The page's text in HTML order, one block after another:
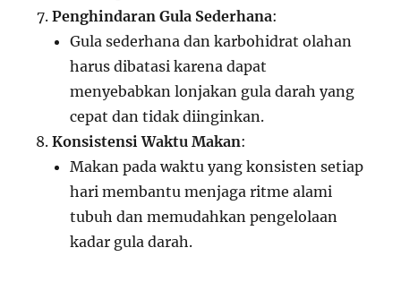
Penghindaran Gula Sederhana:
Gula sederhana dan karbohidrat olahan
harus dibatasi karena dapat
menyebabkan lonjakan gula darah yang
cepat dan tidak diinginkan.
Konsistensi Waktu Makan:
Makan pada waktu yang konsisten setiap
hari membantu menjaga ritme alami
tubuh dan memudahkan pengelolaan
kadar gula darah.